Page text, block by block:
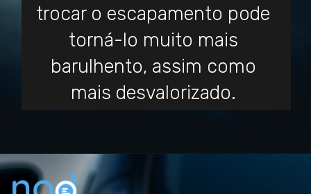
trocar o escapamento pode
torná-lo muito mais
barulhento, assim como
mais desvalorizado.